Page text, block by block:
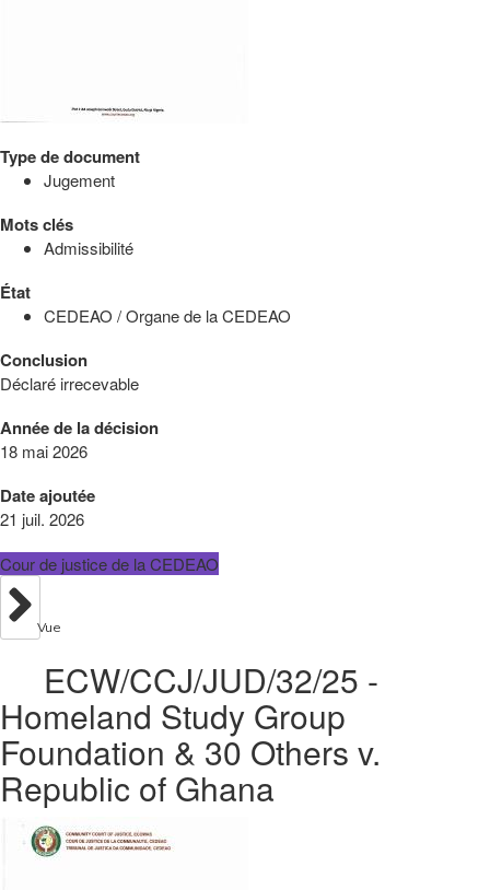
Type de document
Jugement
Mots clés
Admissibilité
État
CEDEAO / Organe de la CEDEAO
Conclusion
Déclaré irrecevable
Année de la décision
18 mai 2026
Date ajoutée
21 juil. 2026
Cour de justice de la CEDEAO
Vue
ECW/CCJ/JUD/32/25 -
Homeland Study Group
Foundation & 30 Others v.
Republic of Ghana